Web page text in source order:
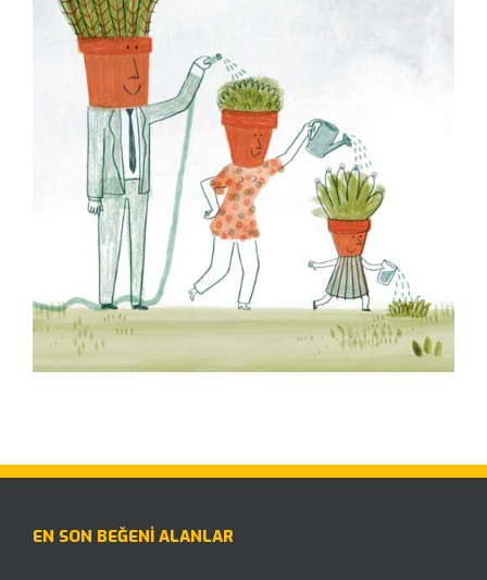
EN SON BEĞENI ALANLAR